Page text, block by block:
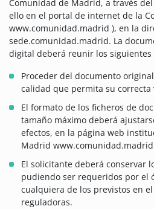
Comunidad de Madrid, a través
ello en el portal de internet de la
www.comunidad.madrid ), en la
sede.comunidad.madrid. La
digital deberá reunir los siguientes
Proceder del documento
calidad que permita su correcta
El formato de los ficheros de
tamaño máximo deberá
efectos, en la página web
Madrid
El solicitante deberá conservar
pudiendo ser requeridos por el
cualquiera de los previstos en
reguladoras.